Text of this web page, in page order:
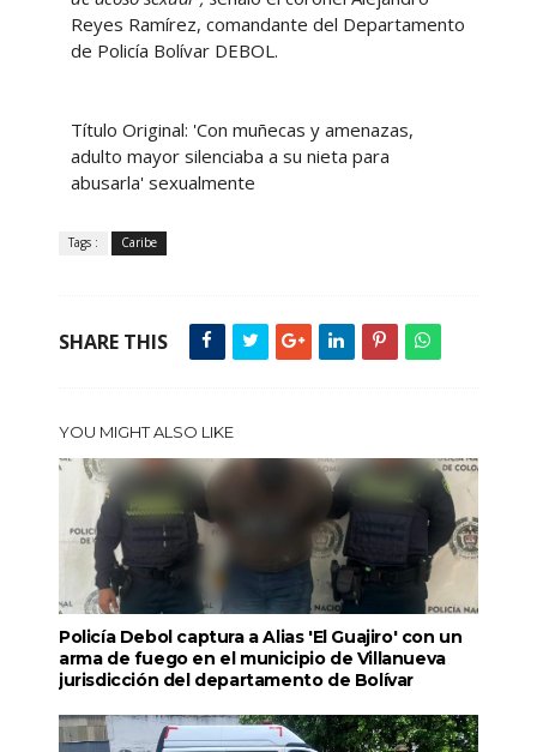
Reyes Ramírez, comandante del Departamento
de Policía Bolívar DEBOL.
Título Original: 'Con muñecas y amenazas,
adulto mayor silenciaba a su nieta para
abusarla' sexualmente
Tags : Caribe
SHARE THIS
YOU MIGHT ALSO LIKE
Policía Debol captura a Alias 'El Guajiro' con un
arma de fuego en el municipio de Villanueva
jurisdicción del departamento de Bolívar